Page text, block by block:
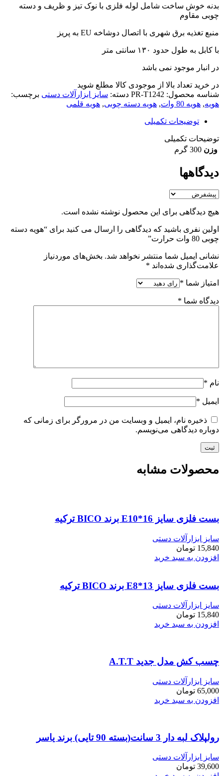
بدنه خوش ساخت شامل لوله فلزی با نوک تیز و ظریف و دسته
چوبی مقاوم
منبع تغذیه برق شهری با اتصال دوشاخه EU به پریز
با کابل به طول حدود ۱۳۰ سانتی متر
در انبار موجود نمی باشد
در خرید تعداد بالا از موجودی کالا مطلع شوید
شناسه محصول: PR-T1242 دسته: سایز ابزارآلات دستی برچسب:
هویه, هویه 80 وات , هویه دسته چوبی, هویه قلمی
توضیحات تکمیلی
توضیحات تکمیلی
وزن 300 گرم
دیدگاهها
هیچ دیدگاهی برای این محصول نوشته نشده است.
اولین نفری باشید که دیدگاهی را ارسال می کنید برای “هویه دسته
چوبی 80 وات حرارت”
نشانی ایمیل شما منتشر نخواهد شد. بخش‌های موردنیاز
علامت‌گذاری شده‌اند *
امتیاز شما *
دیدگاه شما *
نام *
ایمیل *
ذخیره نام، ایمیل و وبسایت من در مرورگر برای زمانی که
دوباره دیدگاهی می‌نویسم.
محصولات مشابه
بست فلزی سایز E10*16 برند BICO ترکیه
سایز ابزارآلات دستی
15,840 تومان
افزودن به سبد خرید
بست فلزی سایز E8*13 برند BICO ترکیه
سایز ابزارآلات دستی
15,840 تومان
افزودن به سبد خرید
چسب کش مدل جدید A.T.T
سایز ابزارآلات دستی
65,000 تومان
افزودن به سبد خرید
رولپلاک لبه دار 3 سانت(بسته 90 تایی) برند یاسر
سایز ابزارآلات دستی
39,600 تومان